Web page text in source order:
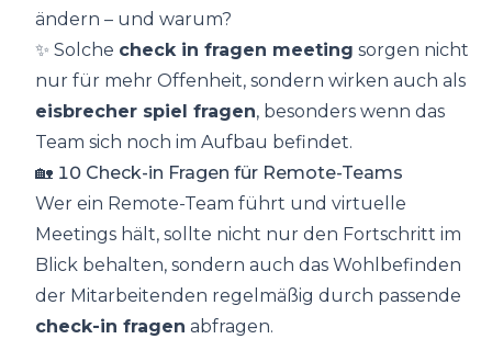
ändern – und warum?
✨ Solche check in fragen meeting sorgen nicht
nur für mehr Offenheit, sondern wirken auch als
eisbrecher spiel fragen, besonders wenn das
Team sich noch im Aufbau befindet.
🏡 10 Check-in Fragen für Remote-Teams
Wer ein Remote-Team führt und virtuelle
Meetings hält, sollte nicht nur den Fortschritt im
Blick behalten, sondern auch das Wohlbefinden
der Mitarbeitenden regelmäßig durch passende
check-in fragen abfragen.